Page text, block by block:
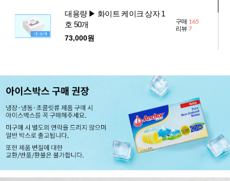
대용량 ▶ 화이트 케이크 상자 1
호 50개
73,000원
구매 165
리뷰 7
하판 밑판 화이트 1호 50개
21,000원
리뷰 12